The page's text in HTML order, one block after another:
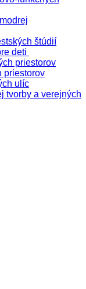
štúdií
deti
priestorov
priestorov
ulíc
tvorby a verejných